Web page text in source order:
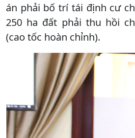
án phải bố trí tái định cư
250 ha đất phải thu hồi
(cao tốc hoàn chỉnh).